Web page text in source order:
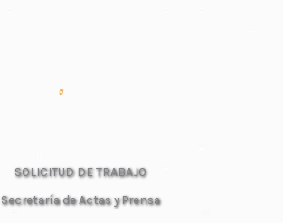
SOLICITUD DE TRABAJO
Secretaría de Actas y Prensa